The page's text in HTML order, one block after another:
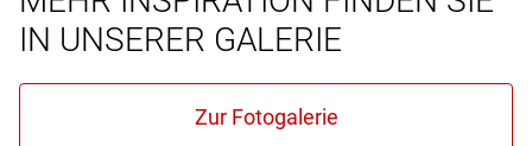
IN UNSERER GALERIE